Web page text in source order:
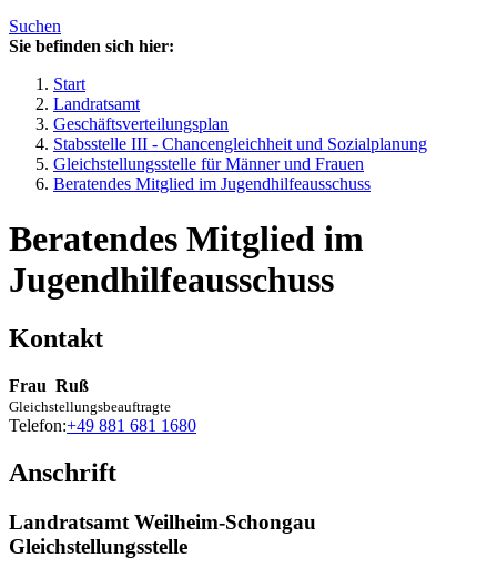
Suchen
Sie befinden sich hier:
Start
Landratsamt
Geschäftsverteilungsplan
Stabsstelle III - Chancengleichheit und Sozialplanung
Gleichstellungsstelle für Männer und Frauen
Beratendes Mitglied im Jugendhilfeausschuss
Beratendes Mitglied im
Jugendhilfeausschuss
Kontakt
Frau Ruß
Gleichstellungsbeauftragte
Telefon:+49 881 681 1680
Anschrift
Landratsamt Weilheim-Schongau
Gleichstellungsstelle